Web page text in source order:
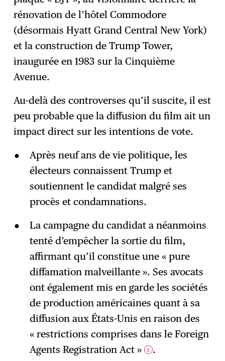
rénovation de l’hôtel Commodore
(désormais Hyatt Grand Central New York)
et la construction de Trump Tower,
inaugurée en 1983 sur la Cinquième
Avenue.
Au-delà des controverses qu’il suscite, il est
peu probable que la diffusion du film ait un
impact direct sur les intentions de vote.
Après neuf ans de vie politique, les
électeurs connaissent Trump et
soutiennent le candidat malgré ses
procès et condamnations.
La campagne du candidat a néanmoins
tenté d’empêcher la sortie du film,
affirmant qu’il constitue une « pure
diffamation malveillante ». Ses avocats
ont également mis en garde les sociétés
de production américaines quant à sa
diffusion aux États-Unis en raison des
« restrictions comprises dans le Foreign
Agents Registration Act »
2 .